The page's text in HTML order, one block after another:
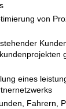
von
eines
Fahrern,